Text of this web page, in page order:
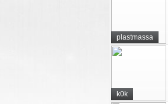
plastmassa
k0k